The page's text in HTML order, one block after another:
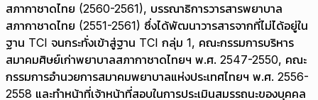
สภากาชาดไทย (2560-2561), บรรณาธิการวารสารพยาบาล
สภากาชาดไทย (2551-2561) ซึ่งได้พัฒนาวารสารจากที่ไม่ได้อยู่ใน
ฐาน TCI จนกระทั่งเข้าสู่ฐาน TCI กลุ่ม 1, คณะกรรมการบริหาร
สมาคมศิษย์เก่าพยาบาลสภากาชาดไทยฯ พ.ศ. 2547-2550, คณะ
กรรมการอำนวยการสมาคมพยาบาลแห่งประเทศไทยฯ พ.ศ. 2556-
2558 และทำหน้าที่เจ้าหน้าที่สอบในการประเมินสมรรถนะของบุคคล